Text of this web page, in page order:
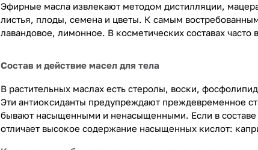
Эфирные масла извлекают методом дистилляции,
листья, плоды, семена и цветы. К самым
лавандовое, лимонное. В косметических составах часто
Состав и действие масел для тела
В растительных маслах есть стеролы, воски,
Эти антиоксиданты предупреждают преждевременное
бывают насыщенными и ненасыщенными. Если в
отличает высокое содержание насыщенных кислот: